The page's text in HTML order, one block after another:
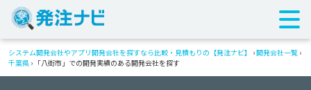
システム開発会社やアプリ開発会社を探すなら比較・見積もりの【発注ナビ】 ›開発会社一覧 ›
千葉県 › 「八街市」での開発実績のある開発会社を探す